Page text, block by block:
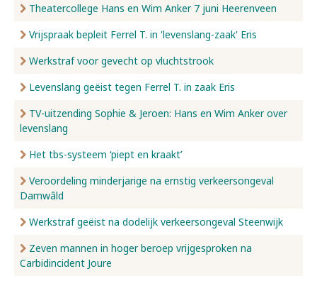
Theatercollege Hans en Wim Anker 7 juni Heerenveen
Vrijspraak bepleit Ferrel T. in 'levenslang-zaak' Eris
Werkstraf voor gevecht op vluchtstrook
Levenslang geëist tegen Ferrel T. in zaak Eris
TV-uitzending Sophie & Jeroen: Hans en Wim Anker over
levenslang
Het tbs-systeem ‘piept en kraakt’
Veroordeling minderjarige na ernstig verkeersongeval
Damwâld
Werkstraf geëist na dodelijk verkeersongeval Steenwijk
Zeven mannen in hoger beroep vrijgesproken na
Carbidincident Joure